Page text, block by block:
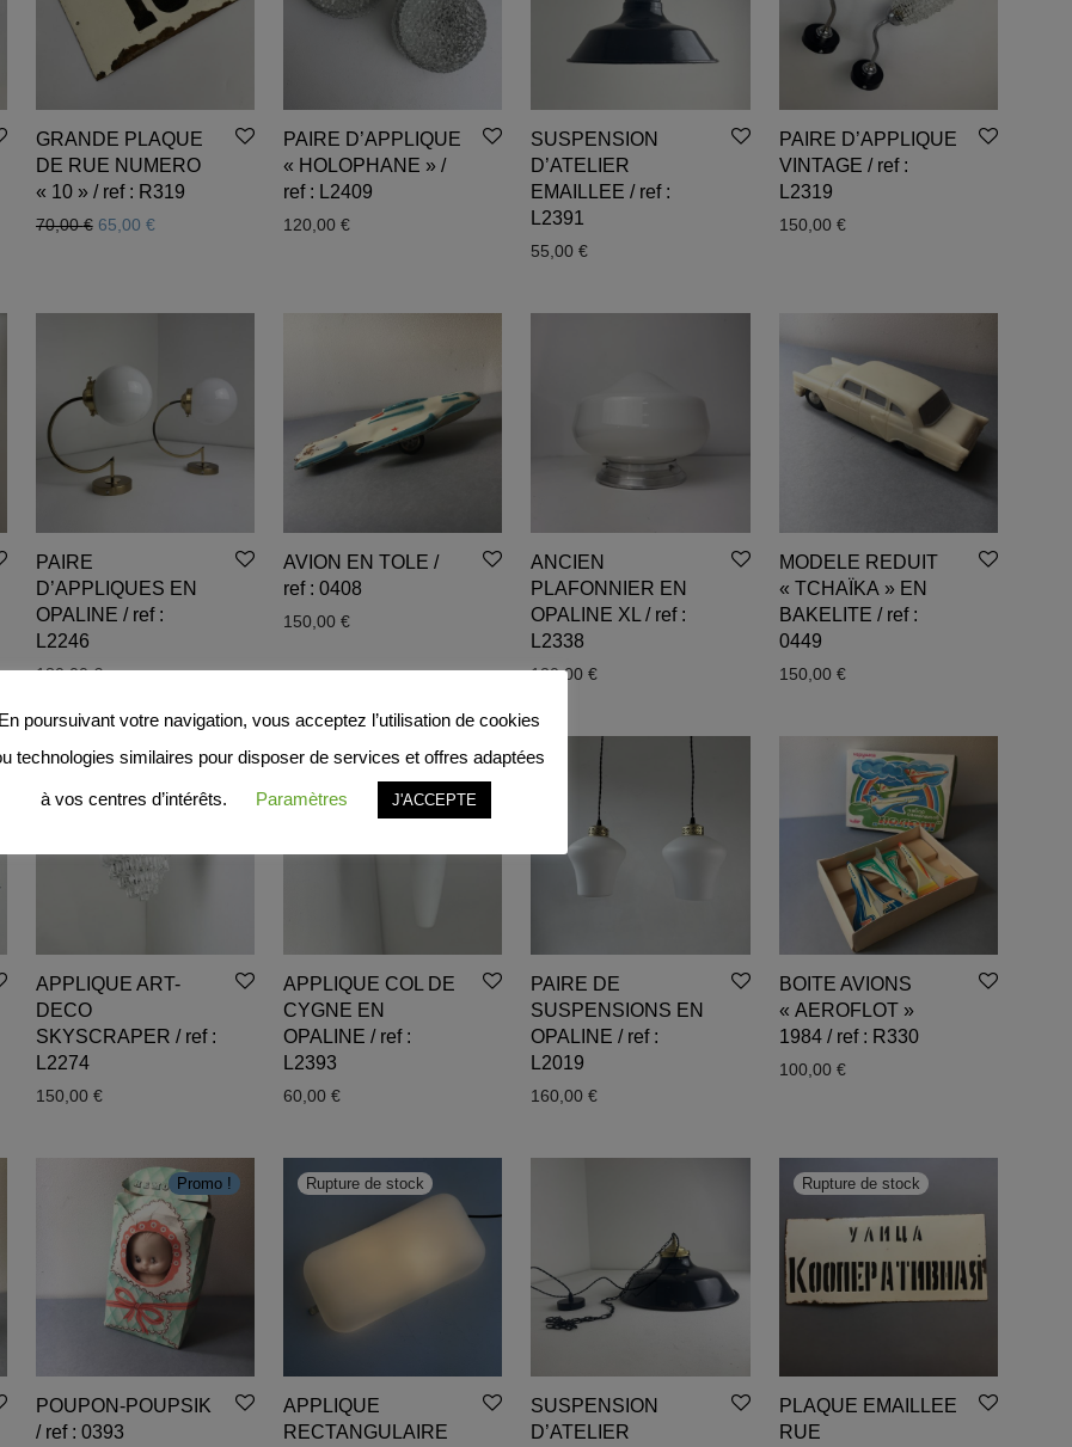
€.
est : 75,00 €.
GRANDE PLAQUE
DE RUE NUMERO
« 10 » / ref : R319
70,00€ Le prix initial était : 70,00 €.
65,00 €Le prix actuel est : 65,00 €.
PAIRE D’APPLIQUE
« HOLOPHANE » /
ref : L2409
120,00 €
SUSPENSION
D’ATELIER
EMAILLEE / ref :
L2391
55,00€
PAIRE D’APPLIQUE
VINTAGE / ref :
L2319
150,00 €
360,00 €.
est : 330,00 €.
PAIRE
D’APPLIQUES EN
OPALINE / ref :
L2246
180,00€
AVION EN TOLE /
ref : 0408
150,00 €
ANCIEN
PLAFONNIER EN
OPALINE XL / ref :
L2338
120,00€
MODELE REDUIT
« TCHAÏKA » EN
BAKELITE / ref :
0449
150,00 €
APPLIQUE ART-
DECO
SKYSCRAPER / ref :
L2274
150,00 €
APPLIQUE COL DE
CYGNE EN
OPALINE / ref :
L2393
60,00 €
PAIRE DE
SUSPENSIONS EN
OPALINE / ref :
L2019
160,00€
BOITE AVIONS
« AEROFLOT »
1984 / ref : R330
100,00 €
Promo !
POUPON-POUPSIK
/ ref : 0393
APPLIQUE
RECTANGULAIRE
SUSPENSION
D’ATELIER
PLAQUE EMAILLEE
RUE
En poursuivant votre navigation, vous acceptez l’utilisation de cookies
technologies similaires pour disposer de services et offres adaptées
à vos centres d’intérêts. Paramètres J'ACCEPTE